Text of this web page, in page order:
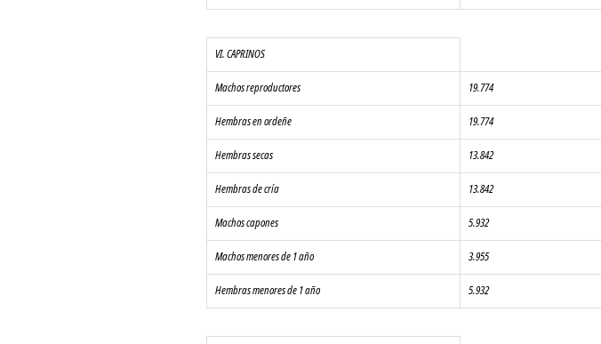
VI. CAPRINOS
Machos reproductores 19.774
Hembras en ordeñe 19.774
Hembras secas 13.842
Hembras de cría 13.842
Machos capones 5.932
Machos menores de 1 año 3.955
Hembras menores de 1 año 5.932